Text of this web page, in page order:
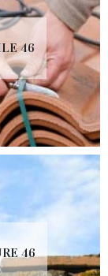
46
46